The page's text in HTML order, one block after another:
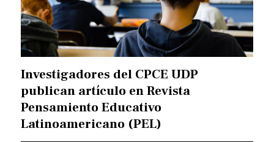
Investigadores del CPCE UDP
publican artículo en Revista
Pensamiento Educativo
Latinoamericano (PEL)